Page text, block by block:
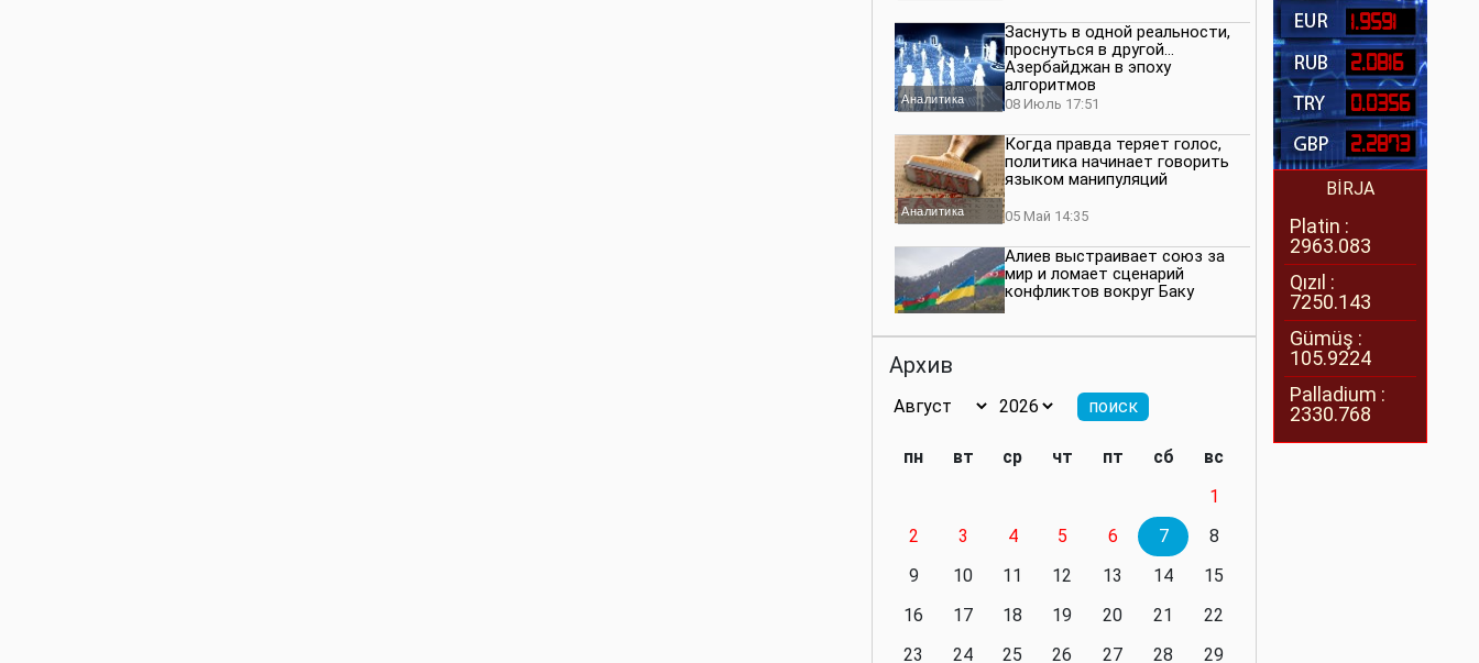
Аналитика
Заснуть в одной реальности,
проснуться в другой…
Азербайджан в эпоху
алгоритмов
08 Июль 17:51
Аналитика
Когда правда теряет голос,
политика начинает говорить
языком манипуляций
05 Май 14:35
Алиев выстраивает союз за
мир и ломает сценарий
конфликтов вокруг Баку
значимость региона
нейтралитета больше не будет
Политика
президенту приходится все
делать самому
Архив
пн вт ср чт пт сб
вс
1
2
3 4 5 6 7
8
9
10 11 12 13 14
15
16
17 18 19 20 21
22
23
24 25 26 27 28
29
1.9591
2.0816
0.0356
2.2873
BİRJA
Platin :
2963.083
Qızıl :
7250.143
Gümüş :
105.9224
Palladium :
2330.768